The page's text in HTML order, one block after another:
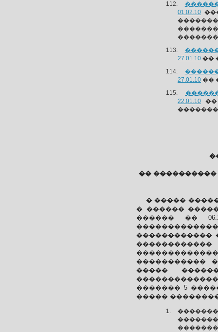
01.02.10
27.01.10 ��
27.01.10 ��
22.01.10 ��
��
� �����
� ������
������ ��
������������
�����������
�����
������� 5
�����